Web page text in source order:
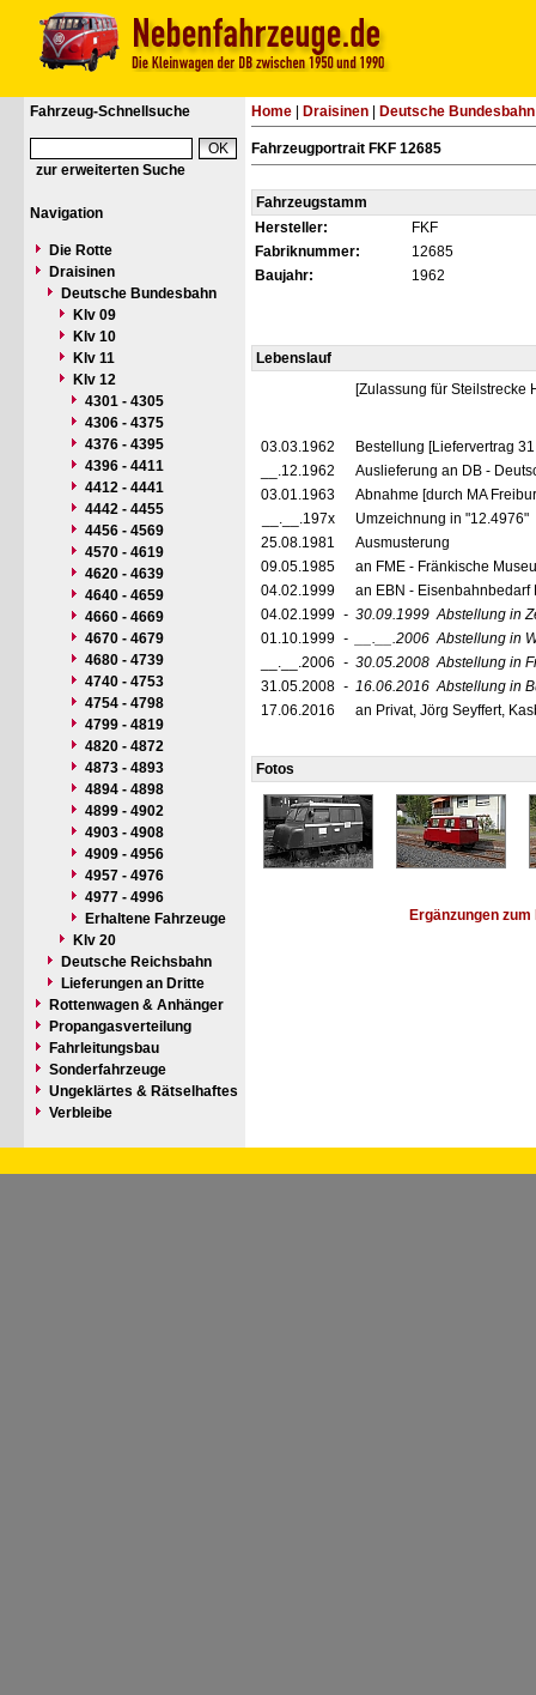
Fahrzeug-Schnellsuche
zur erweiterten Suche
Navigation
Die Rotte
Draisinen
Deutsche Bundesbahn
Klv 09
Klv 10
Klv 11
Klv 12
4301 - 4305
4306 - 4375
4376 - 4395
4396 - 4411
4412 - 4441
4442 - 4455
4456 - 4569
4570 - 4619
4620 - 4639
4640 - 4659
4660 - 4669
4670 - 4679
4680 - 4739
4740 - 4753
4754 - 4798
4799 - 4819
4820 - 4872
4873 - 4893
4894 - 4898
4899 - 4902
4903 - 4908
4909 - 4956
4957 - 4976
4977 - 4996
Erhaltene Fahrzeuge
Klv 20
Deutsche Reichsbahn
Lieferungen an Dritte
Rottenwagen & Anhänger
Propangasverteilung
Fahrleitungsbau
Sonderfahrzeuge
Ungeklärtes & Rätselhaftes
Verbleibe
Home Draisinen Deutsche Bundesbahn
Fahrzeugportrait FKF 12685
Fahrzeugstamm
Hersteller:
FKF
Fabriknummer:
12685
Baujahr:
1962
Lebenslauf
[Zulassung für Steilstrecke
03.03.1962
Bestellung [Liefervertrag
__.12.1962
Auslieferung an DB -
03.01.1963
Abnahme [durch MA
__.__.197x
Umzeichnung in "12.4976"
25.08.1981
Ausmusterung
09.05.1985
an FME - Fränkische
04.02.1999
an EBN -
04.02.1999 - 30.09.1999 Abstellung in
01.10.1999 - __.__.2006 Abstellung in
__.__.2006 - 30.05.2008 Abstellung in
31.05.2008 - 16.06.2016 Abstellung in
17.06.2016
an Privat, Jörg Seyffert,
Fotos
Ergänzungen